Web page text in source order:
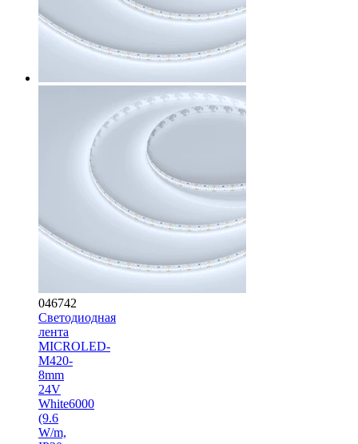
046742
Светодиодная
лента
MICROLED-
M420-
8mm
24V
White6000
(9.6
W/m,